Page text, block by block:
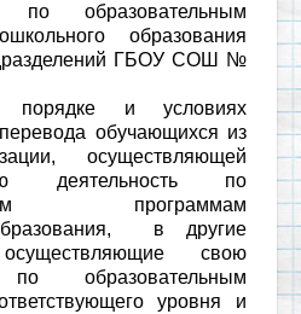
образовательным
образования
ГБОУ СОШ №
порядке и условиях
обучающихся из
осуществляющей
деятельность по
программам
в другие
свою
по образовательным
уровня и